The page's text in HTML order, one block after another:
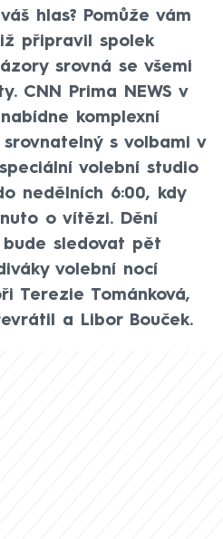
hlas? Pomůže vám
připravil spolek
srovná se všemi
CNN Prima NEWS v
komplexní
s volbami v
volební studio
nedělních 6:00, kdy
o vítězi. Dění
bude sledovat pět
volební nocí
Terezie Tománková,
a Libor Bouček.